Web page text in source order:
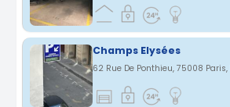
Champs Elysées
62 Rue De Ponthieu, 75008 Paris,